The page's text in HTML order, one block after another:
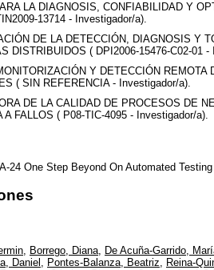
LA DIAGNOSIS, CONFIABILIDAD Y
13714 - Investigador/a).
DE LA DETECCIÓN, DIAGNOSIS Y
DISTRIBUIDOS ( DPI2006-15476-C02-01 -
Y DETECCIÓN
( SIN REFERENCIA - Investigador/a).
DE LA CALIDAD DE PROCESOS DE
A FALLOS ( P08-TIC-4095 - Investigador/a).
24 One Step Beyond On Automated
, Borrego, Diana, De Acuña-Garrido,
Daniel , Pontes-Balanza, Beatriz, Reina-